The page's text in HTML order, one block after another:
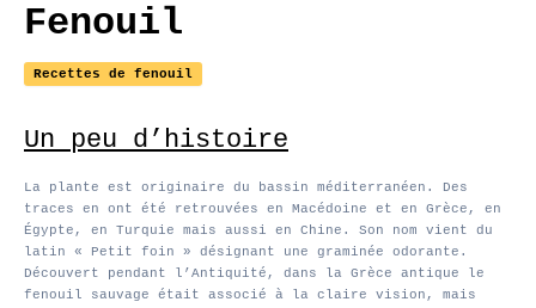
Fenouil
Recettes de fenouil
Un peu d’histoire
La plante est originaire du bassin méditerranéen. Des
traces en ont été retrouvées en Macédoine et en Grèce, en
Égypte, en Turquie mais aussi en Chine. Son nom vient du
latin « Petit foin » désignant une graminée odorante.
Découvert pendant l’Antiquité, dans la Grèce antique le
fenouil sauvage était associé à la claire vision, mais